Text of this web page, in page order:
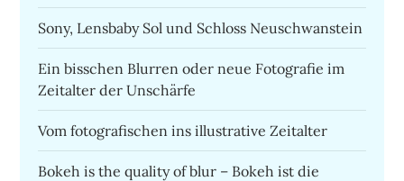
Sony, Lensbaby Sol und Schloss Neuschwanstein
Ein bisschen Blurren oder neue Fotografie im
Zeitalter der Unschärfe
Vom fotografischen ins illustrative Zeitalter
Bokeh is the quality of blur – Bokeh ist die